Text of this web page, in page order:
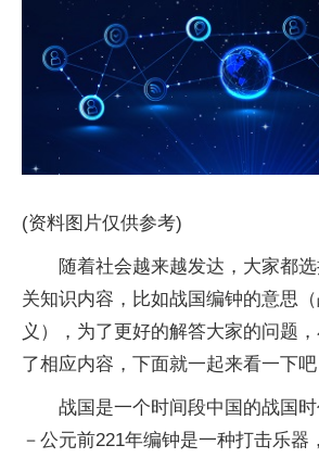
(资料图片仅供参考)
随着社会越来越发达，大家都
关知识内容，比如战国编钟的意思
义），为了更好的解答大家的问题
了相应内容，下面就一起来看一下吧
战国是一个时间段中国的战国
－公元前221年编钟是一种打击乐器